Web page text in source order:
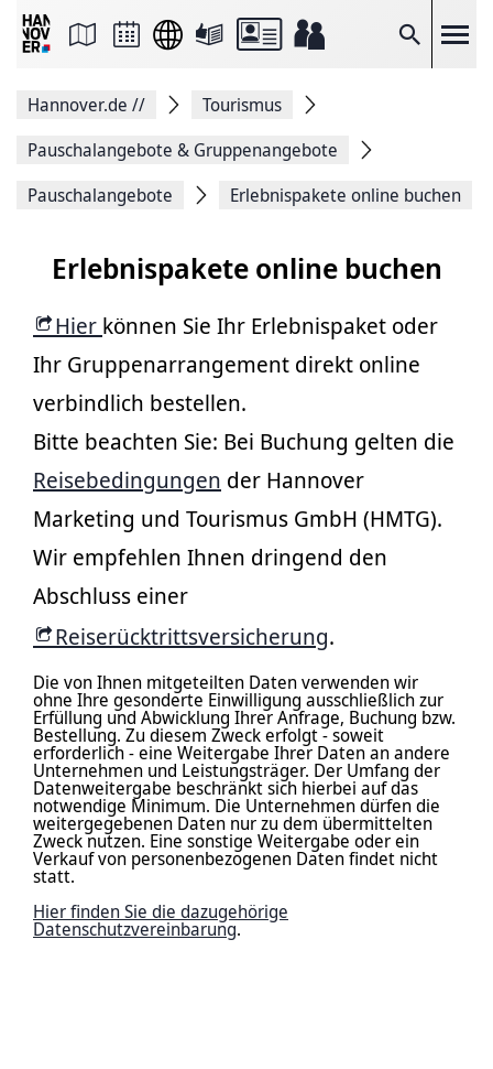
Suche
Seite
Facebook
teilen
Seitenlink
Drucken
Hannover.de //
Tourismus
Pauschalangebote & Gruppenangebote
Pauschalangebote
Erlebnispakete online buchen
Erlebnispakete online buchen
Hier können Sie Ihr Erlebnispaket oder
Ihr Gruppenarrangement direkt online
verbindlich bestellen.
Bitte beachten Sie: Bei Buchung gelten die
Reisebedingungen der Hannover
Marketing und Tourismus GmbH (HMTG).
Wir empfehlen Ihnen dringend den
Abschluss einer
Reiserücktrittsversicherung.
Die von Ihnen mitgeteilten Daten verwenden wir
ohne Ihre gesonderte Einwilligung ausschließlich zur
Erfüllung und Abwicklung Ihrer Anfrage, Buchung bzw.
Bestellung. Zu diesem Zweck erfolgt - soweit
erforderlich - eine Weitergabe Ihrer Daten an andere
Unternehmen und Leistungsträger. Der Umfang der
Datenweitergabe beschränkt sich hierbei auf das
notwendige Minimum. Die Unternehmen dürfen die
weitergegebenen Daten nur zu dem übermittelten
Zweck nutzen. Eine sonstige Weitergabe oder ein
Verkauf von personenbezogenen Daten findet nicht
statt.
Hier finden Sie die dazugehörige
Datenschutzvereinbarung.